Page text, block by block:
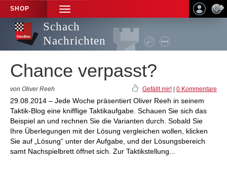
SHOP
TOGGLE
NAVIGATION
Schach
Nachrichten
Chance verpasst?
von Oliver Reeh Gefällt mir! 0 Kommentare
29.08.2014 – Jede Woche präsentiert Oliver Reeh in seinem
Taktik-Blog eine knifflige Taktikaufgabe. Schauen Sie sich das
Beispiel an und rechnen Sie die Varianten durch. Sobald Sie
Ihre Überlegungen mit der Lösung vergleichen wollen, klicken
Sie auf „Lösung“ unter der Aufgabe, und der Lösungsbereich
samt Nachspielbrett öffnet sich. Zur Taktikstellung...